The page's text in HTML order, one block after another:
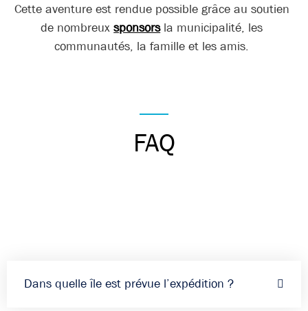
Cette aventure est rendue possible grâce au soutien
de nombreuxsponsorsla municipalité, les
communautés, la famille et les amis.
FAQ
Dans quelle île est prévue l’expédition ?